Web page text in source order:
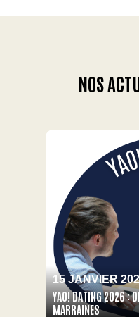
NOS
15 JANVIER
YAO! DATING 2026 :
MARRAINES